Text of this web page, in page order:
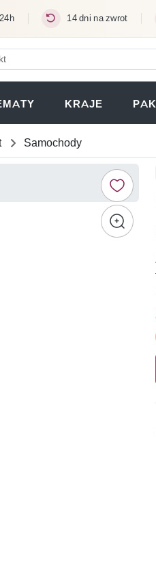
14 dni na zwrot
SIĘ W NOWEJ KARCIE)
KRAJE
Samochody